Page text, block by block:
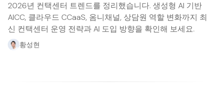
2026년 컨택센터 트렌드를 정리했습니다. 생성형 AI 기반
AICC, 클라우드 CCaaS, 옴니채널, 상담원 역할 변화까지 최
신 컨택센터 운영 전략과 AI 도입 방향을 확인해 보세요.
황성현